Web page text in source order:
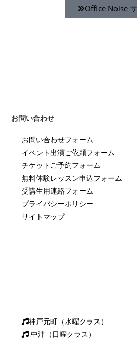
Office Noise
お問い合わせ
お問い合わせフォーム
イベント出演ご依頼フォーム
チケットご予約フォーム
無料体験レッスン申込フォーム
受講生用連絡フォーム
プライバシーポリシー
サイトマップ
神戸元町（水曜クラス）
中津（日曜クラス）